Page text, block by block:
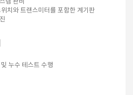
템 완비
치와 트랜스미터를 포함한 계기판
누수 테스트 수행